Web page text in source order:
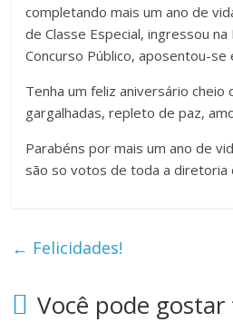
completando mais um ano de
de Classe Especial, ingressou
Concurso Público, aposentou-se
Tenha um feliz aniversário cheio
gargalhadas, repleto de paz,
Parabéns por mais um ano de
são so votos de toda a diretoria
← Felicidades!
Você pode